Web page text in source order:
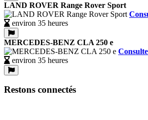
LAND ROVER Range Rover Sport
environ 35 heures
MERCEDES-BENZ CLA 250 e
environ 35 heures
Restons connectés